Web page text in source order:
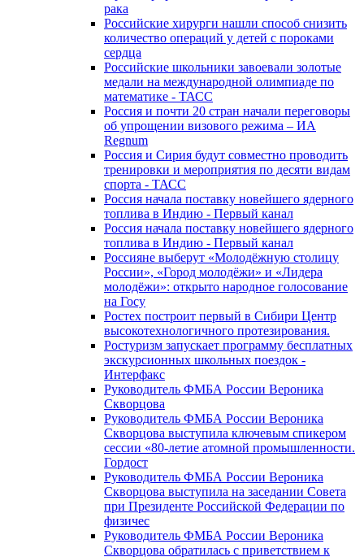
рака
Российские хирурги нашли способ снизить
количество операций у детей с пороками
сердца
Российские школьники завоевали золотые
медали на международной олимпиаде по
математике - ТАСС
Россия и почти 20 стран начали переговоры
об упрощении визового режима – ИА
Regnum
Россия и Сирия будут совместно проводить
тренировки и мероприятия по десяти видам
спорта - ТАСС
Россия начала поставку новейшего ядерного
топлива в Индию - Первый канал
Россия начала поставку новейшего ядерного
топлива в Индию - Первый канал
Россияне выберут «Молодёжную столицу
России», «Город молодёжи» и «Лидера
молодёжи»: открыто народное голосование
на Госу
Ростех построит первый в Сибири Центр
высокотехнологичного протезирования.
Ростуризм запускает программу бесплатных
экскурсионных школьных поездок -
Интерфакс
Руководитель ФМБА России Вероника
Скворцова
Руководитель ФМБА России Вероника
Скворцова выступила ключевым спикером
сессии «80-летие атомной промышленности.
Гордост
Руководитель ФМБА России Вероника
Скворцова выступила на заседании Совета
при Президенте Российской Федерации по
физичес
Руководитель ФМБА России Вероника
Скворцова обратилась с приветствием к